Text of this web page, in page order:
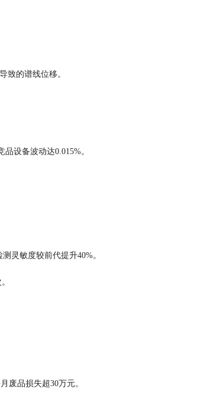
致的谱线位移。
设备波动达0.015%。
灵敏度较前代提升40%。
废品损失超30万元。